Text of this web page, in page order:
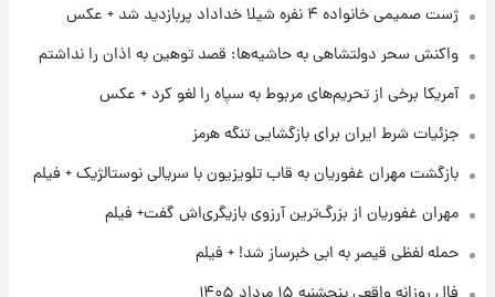
فال روزانه واقعی پنجشنبه ۱۵ مرداد ۱۴۰۵
۱ روز پیش
ارزش سهام عدالت برای امروز چهارشنبه ۱۴ مرداد
+ جدول
آغاز طرح جدید فروش مشارکت در تولید سایپا؛
نام خودرو، مبلغ پیش پرداخت و زمان تحویل |
ژست صمیمی خانواده ۴ نفره شیلا خداداد پربازدید شد + عکس
واکنش سحر دولتشاهی به حاشیه‌ها: قصد توهین به اذان را نداشتم
آمریکا برخی از تحریم‌های مربوط به سپاه را لغو کرد + عکس
جزئیات شرط ایران برای بازگشایی تنگه هرمز
بازگشت مهران غفوریان به قاب تلویزیون با سریالی نوستالژیک + فیلم
مهران غفوریان از بزرگ‌ترین آرزوی بازیگری‌اش گفت+ فیلم
حمله لفظی قیصر به ابی خبرساز شد! + فیلم